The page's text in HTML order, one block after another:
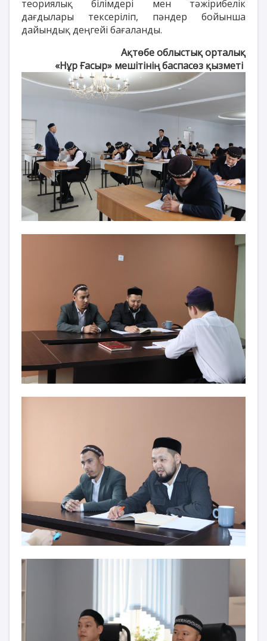
теориялық білімдері мен тәжірибелік
дағдылары тексеріліп, пәндер бойынша
дайындық деңгейі бағаланды.
Ақтөбе облыстық орталық
«Нұр Ғасыр» мешітінің баспасөз қызметі